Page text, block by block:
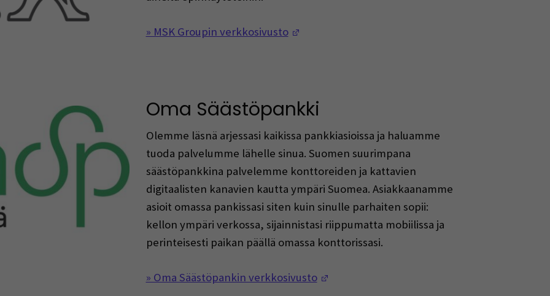
» MSK Groupin verkkosivusto
Oma Säästöpankki
Olemme läsnä arjessasi kaikissa pankkiasioissa ja haluamme
tuoda palvelumme lähelle sinua. Suomen suurimpana
säästöpankkina palvelemme konttoreiden ja kattavien
digitaalisten kanavien kautta ympäri Suomea. Asiakkaanamme
asioit omassa pankissasi siten kuin sinulle parhaiten sopii:
kellon ympäri verkossa, sijainnistasi riippumatta mobiilissa ja
perinteisesti paikan päällä omassa konttorissasi.
» Oma Säästöpankin verkkosivusto